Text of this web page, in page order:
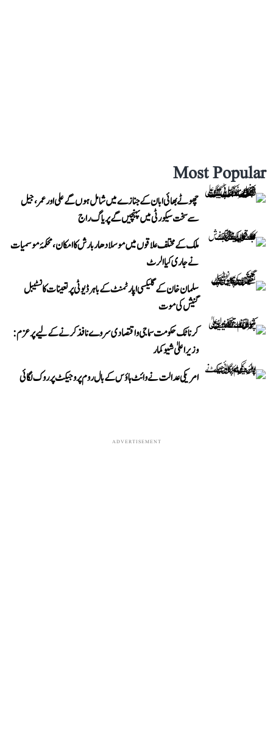
Most Popular
چھوٹے بھائی ابان کے جنازے میں شامل ہوں گے علی اور عمر، جیل
سے سخت سیکورٹی میں پہنچیں گے پریاگ راج
ملک کے مختلف علاقوں میں موسلادھار بارش کا امکان، محکمۂ موسمیات
نے جاری کیا الرٹ
سلمان خان کے گلیکسی اپارٹمنٹ کے باہر ڈیوٹی پر تعینات کانسٹیبل
گنیش کی موت
کرناٹک حکومت سماجی و اقتصادی سروے نافذ کرنے کے لیے پرعزم:
وزیر اعلیٰ شیوکمار
امریکی عدالت نے وائٹ ہاؤس کے بال روم پروجیکٹ پر روک لگائی
ADVERTISEMENT